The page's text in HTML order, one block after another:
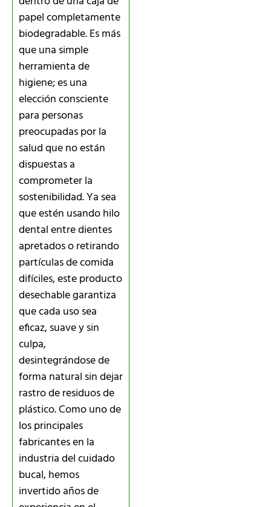
papel completamente
biodegradable. Es más
que una simple
herramienta de
higiene; es una
elección consciente
para personas
preocupadas por la
salud que no están
dispuestas a
comprometer la
sostenibilidad. Ya sea
que estén usando hilo
dental entre dientes
apretados o retirando
partículas de comida
difíciles, este producto
desechable garantiza
que cada uso sea
eficaz, suave y sin
culpa,
desintegrándose de
forma natural sin dejar
rastro de residuos de
plástico. Como uno de
los principales
fabricantes en la
industria del cuidado
bucal, hemos
invertido años de